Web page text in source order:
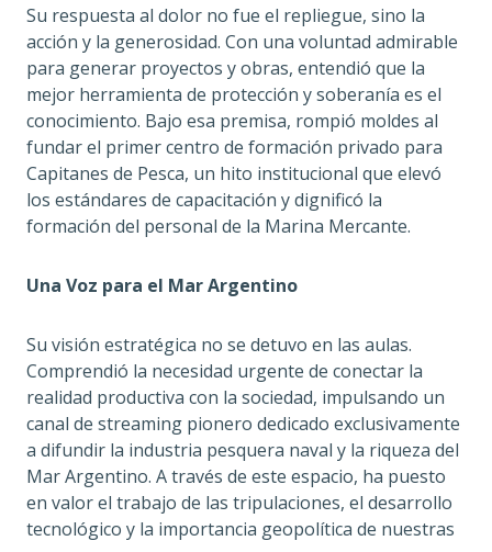
Su respuesta al dolor no fue el repliegue, sino la
acción y la generosidad. Con una voluntad admirable
para generar proyectos y obras, entendió que la
mejor herramienta de protección y soberanía es el
conocimiento. Bajo esa premisa, rompió moldes al
fundar el primer centro de formación privado para
Capitanes de Pesca, un hito institucional que elevó
los estándares de capacitación y dignificó la
formación del personal de la Marina Mercante.
Una Voz para el Mar Argentino
Su visión estratégica no se detuvo en las aulas.
Comprendió la necesidad urgente de conectar la
realidad productiva con la sociedad, impulsando un
canal de streaming pionero dedicado exclusivamente
a difundir la industria pesquera naval y la riqueza del
Mar Argentino. A través de este espacio, ha puesto
en valor el trabajo de las tripulaciones, el desarrollo
tecnológico y la importancia geopolítica de nuestras